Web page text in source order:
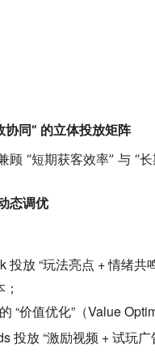
同” 的立体投放矩阵
“短期获客效率” 与 “长
态调优
投放 “玩法亮点 + 情绪
“价值优化”（Value
投放 “激励视频 + 试玩